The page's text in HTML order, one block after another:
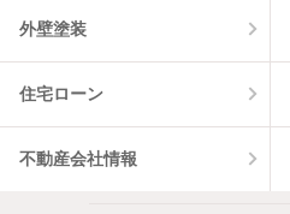
外壁塗装
住宅ローン
不動産会社情報